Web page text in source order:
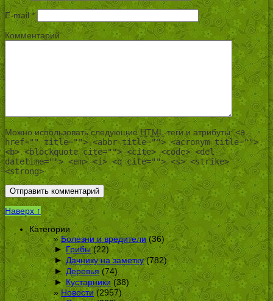
E-mail*
Комментарий
Можно использовать следующиеHTML-теги и атрибуты:<a
href="" title=""> <abbr title=""> <acronym title="">
<b> <blockquote cite=""> <cite> <code> <del
datetime=""> <em> <i> <q cite=""> <s> <strike>
<strong>
Наверх ↑
Категории
Болезни и вредители(36)
► Грибы(22)
► Дачнику на заметку(782)
► Деревья (74)
► Кустарники(38)
Новости (2957)